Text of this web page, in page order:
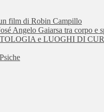
film di Robin Campillo
Angelo Gaiarsa tra corpo e
e LUOGHI DI